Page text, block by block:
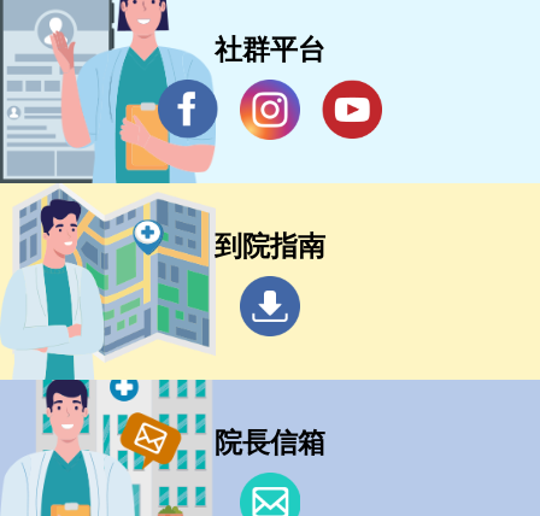
社群平台
到院指南
院長信箱